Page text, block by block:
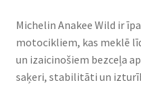
Michelin Anakee Wild ir
motocikliem, kas meklē
un izaicinošiem bezceļa
saķeri, stabilitāti un